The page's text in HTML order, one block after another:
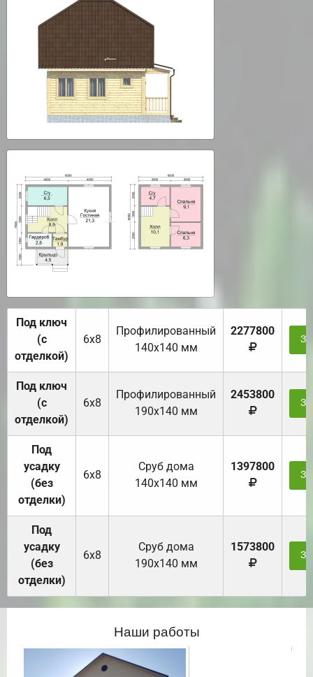
Под ключ
(с
отделкой)
6х8
Профилированный
140х140 мм
2277800
Под ключ
(с
отделкой)
6х8
Профилированный
190х140 мм
2453800
Под
усадку
(без
отделки)
6х8
Cруб дома
140х140 мм
1397800
Под
усадку
(без
отделки)
6х8
Cруб дома
190х140 мм
1573800
Наши работы